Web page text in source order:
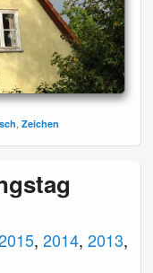
,Zeichen
,2014,2013,